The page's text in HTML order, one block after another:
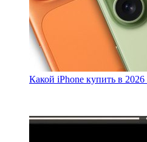
Какой iPhone купить в 2026